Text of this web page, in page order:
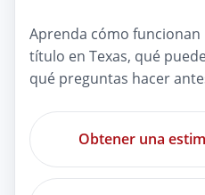
Aprenda cómo
título en Texas, qué
qué preguntas hacer
Obtener una